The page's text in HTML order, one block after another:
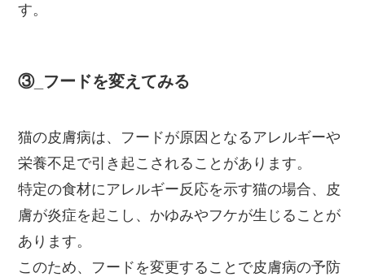
す。
③_フードを変えてみる
猫の皮膚病は、フードが原因となるアレルギーや
栄養不足で引き起こされることがあります。
特定の食材にアレルギー反応を示す猫の場合、皮
膚が炎症を起こし、かゆみやフケが生じることが
あります。
このため、フードを変更することで皮膚病の予防